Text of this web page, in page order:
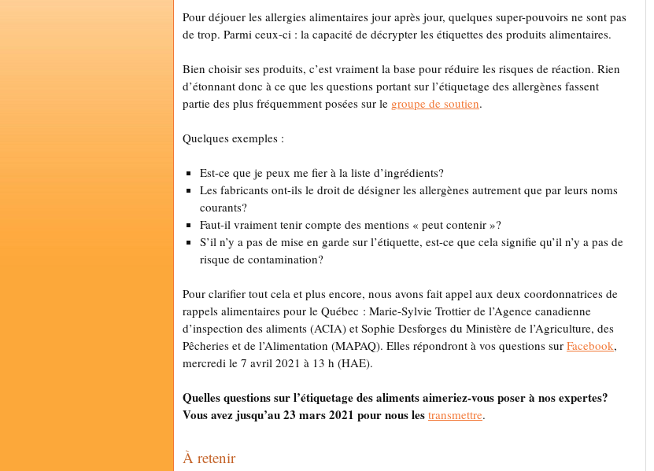
Pour déjouer les allergies alimentaires jour après jour, quelques super-pouvoirs ne sont pas
de trop. Parmi ceux-ci : la capacité de décrypter les étiquettes des produits alimentaires.
Bien choisir ses produits, c’est vraiment la base pour réduire les risques de réaction. Rien
d’étonnant donc à ce que les questions portant sur l’étiquetage des allergènes fassent
partie des plus fréquemment posées sur le groupe de soutien.
Quelques exemples :
Est-ce que je peux me fier à la liste d’ingrédients?
Les fabricants ont-ils le droit de désigner les allergènes autrement que par leurs noms
courants?
Faut-il vraiment tenir compte des mentions « peut contenir »?
S’il n’y a pas de mise en garde sur l’étiquette, est-ce que cela signifie qu’il n’y a pas de
risque de contamination?
Pour clarifier tout cela et plus encore, nous avons fait appel aux deux coordonnatrices de
rappels alimentaires pour le Québec : Marie-Sylvie Trottier de l’Agence canadienne
d’inspection des aliments (ACIA) et Sophie Desforges du Ministère de l’Agriculture, des
Pêcheries et de l’Alimentation (MAPAQ). Elles répondront à vos questions sur Facebook,
mercredi le 7 avril 2021 à 13 h (HAE).
Quelles questions sur l’étiquetage des aliments aimeriez-vous poser à nos expertes?
Vous avez jusqu’au 23 mars 2021 pour nous les transmettre.
À retenir